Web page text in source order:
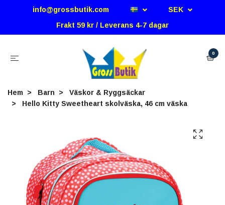
info@grossbutik.com
SEK
Frakt 59 kr / Leverans 4-7 dagar
0
Hem Barn
Väskor & Ryggsäckar
Hello Kitty Sweetheart skolväska, 46 cm väska